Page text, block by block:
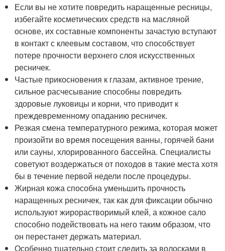
Если вы не хотите повредить наращенные ресницы,
избегайте косметических средств на масляной
основе, их составные компоненты зачастую вступают
в контакт с клеевым составом, что способствует
потере прочности верхнего слоя искусственных
ресничек.
Частые прикосновения к глазам, активное трение,
сильное расчесывание способны повредить
здоровые луковицы и корни, что приводит к
преждевременному опаданию ресничек.
Резкая смена температурного режима, которая может
произойти во время посещения ванны, горячей бани
или сауны, хлорированного бассейна. Специалисты
советуют воздержаться от походов в такие места хотя
бы в течение первой недели после процедуры.
Жирная кожа способна уменьшить прочность
наращенных ресничек, так как для фиксации обычно
используют жирорастворимый клей, а кожное сало
способно подействовать на него таким образом, что
он перестанет держать материал.
Особенно тщательно стоит следить за волосками в